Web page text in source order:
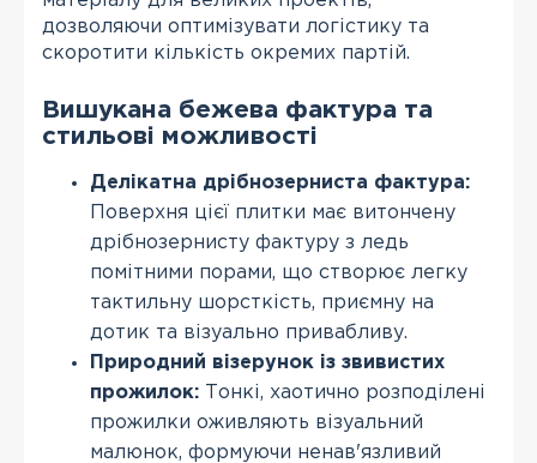
дозволяючи оптимізувати логістику та
скоротити кількість окремих партій.
Вишукана бежева фактура та
стильові можливості
Делікатна дрібнозерниста фактура:
Поверхня цієї плитки має витончену
дрібнозернисту фактуру з ледь
помітними порами, що створює легку
тактильну шорсткість, приємну на
дотик та візуально привабливу.
Природний візерунок із звивистих
прожилок: Тонкі, хаотично розподілені
прожилки оживляють візуальний
малюнок, формуючи ненав'язливий